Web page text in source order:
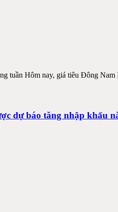
tuần Hôm nay, giá tiêu Đông
dự báo tăng nhập khẩu